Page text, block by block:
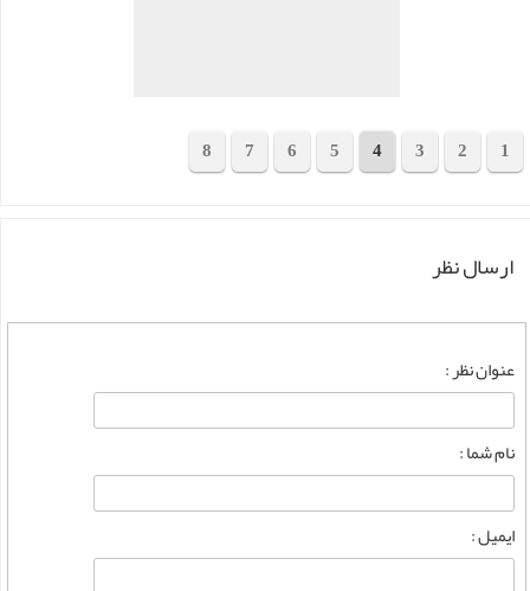
1
2
3
4
5
6
7
8
ارسال نظر
عنوان نظر :
نام شما :
ایمیل :